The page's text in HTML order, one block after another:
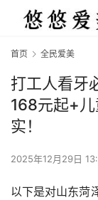
首页 全民爱美
打工人看牙
168元起+
实！
2025年12月29日
以下是对山东菏